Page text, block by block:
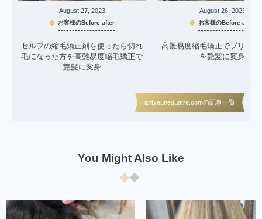
August 27, 2023
お客様のBefore after
セルフの縮毛矯正剤を使ったら切れ
毛になった方を高難易度縮毛矯正で
艶髪に変身
August 26, 2023
お客様のBefore after
高難易度縮毛矯正でブリーチ
を艶髪に変身
anfyeunequatre.comの記事一覧
You Might Also Like